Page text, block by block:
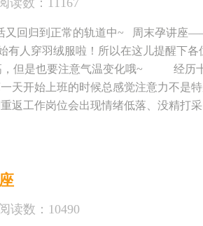
很期待在本周六周日和各位孕妈们的见
和小编联系，报名参加吧~ 活动时间：
级营养师——汤俊 参与对象：安心妈妈
出健康美 活动地点：西安市安心妈妈
妈妈月子中心 公交路线：4路、220路、
029-84317901 84317990 活动时间：
89324766 注：来参加的宝妈们
话，请扫描下面二维码！
读数： 11167
又回归到正常的轨道中~ 周末孕讲
有人穿羽绒服啦！所以在这儿提醒下
，但是也要注意气温变化哦~ 经历十
一天开始上班的时候总感觉注意力不是
返工作岗位会出现情绪低落、没精打
~ 本周周六下午2:30，小编为各位孕
15日 星期六 下午2:30—4:00 主讲人
读数： 10490